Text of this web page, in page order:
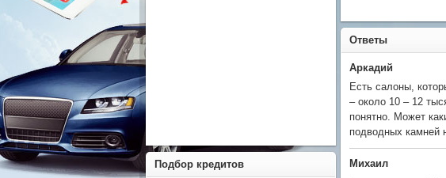
Ответы
Аркадий
Есть салоны,
– около 10 – 12
понятно. Может
подводных камней
Михаил
Подбор кредитов